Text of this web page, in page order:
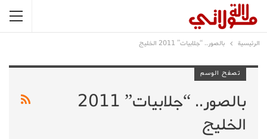
الرئيسية بالصور.. “جلابيات” 2011 الخليج
تصفح الوسم
بالصور.. “جلابيات” 2011
الخليج